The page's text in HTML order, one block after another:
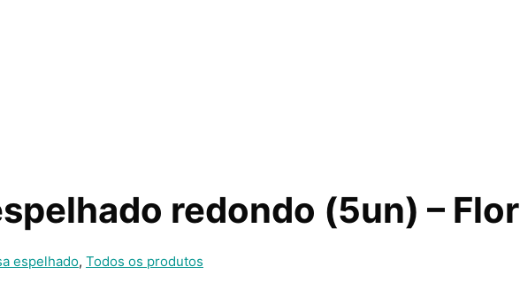
redondo (5un) – Flor
espelhado, Todos os produtos